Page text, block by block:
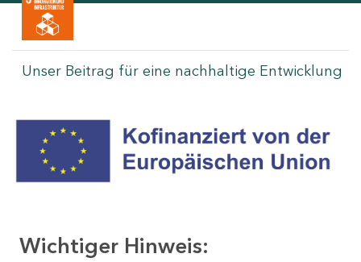
Unser Beitrag für eine nachhaltige Entwicklung
Wichtiger Hinweis: